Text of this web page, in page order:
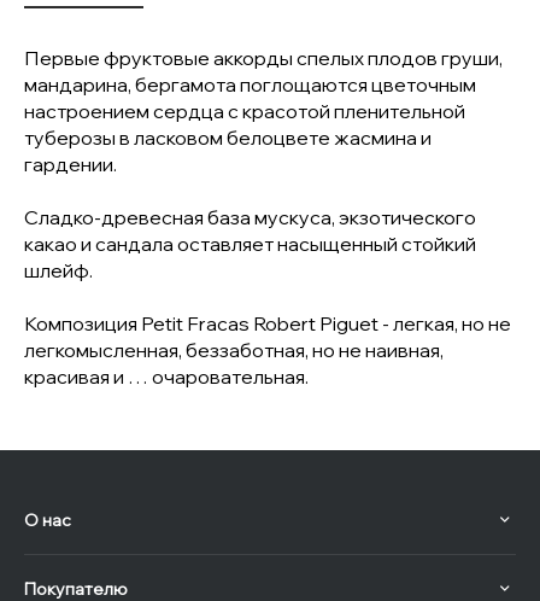
Первые фруктовые аккорды спелых плодов груши,
мандарина, бергамота поглощаются цветочным
настроением сердца с красотой пленительной
туберозы в ласковом белоцвете жасмина и
гардении.
Сладко-древесная база мускуса, экзотического
какао и сандала оставляет насыщенный стойкий
шлейф.
Композиция Petit Fracas Robert Piguet - легкая, но не
легкомысленная, беззаботная, но не наивная,
красивая и … очаровательная.
О нас
Покупателю